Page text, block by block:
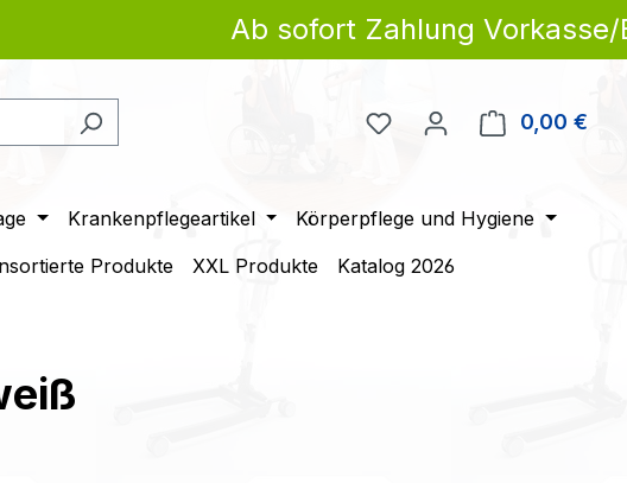
Ab sofort Zahlung Vorkasse/
Du hast 0 Produkte auf
0,00 €
Krankenpflegeartikel
Körperpflege und Hygiene
Produkte XXL Produkte Katalog 2026